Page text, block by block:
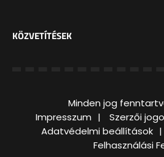
KÖZVETÍTÉSEK
Minden jog
Impresszum
Szerzői
Adatvédelmi beállítások
Felhasználási